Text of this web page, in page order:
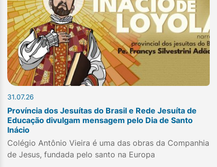
31.07.26
Província dos Jesuítas do Brasil e Rede Jesuíta de
Educação divulgam mensagem pelo Dia de Santo
Inácio
Colégio Antônio Vieira é uma das obras da Companhia
de Jesus, fundada pelo santo na Europa